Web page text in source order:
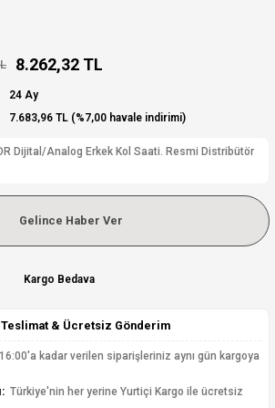
8.262,32 TL
24 Ay
7.683,96 TL (%7,00 havale indirimi)
Dijital/Analog Erkek Kol Saati. Resmi Distribütör
Gelince Haber Ver
Kargo Bedava
Teslimat & Ücretsiz Gönderim
kadar verilen siparişleriniz aynı gün kargoya
Türkiye'nin her yerine Yurtiçi Kargo ile ücretsiz